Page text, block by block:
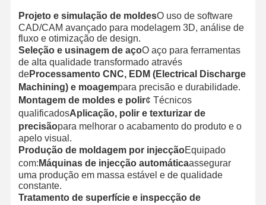
Projeto e simulação de moldesO uso de software
CAD/CAM avançado para modelagem 3D, análise de
fluxo e otimização de design.
Seleção e usinagem de açoO aço para ferramentas
de alta qualidade transformado através
deProcessamento CNC, EDM (Electrical Discharge
Machining) e moagempara precisão e durabilidade.
Montagem de moldes e polir¢ Técnicos
qualificadosAplicação, polir e texturizar de
precisãopara melhorar o acabamento do produto e o
apelo visual.
Produção de moldagem por injecçãoEquipado
com: Máquinas de injecção automáticaassegurar
uma produção em massa estável e de qualidade
constante.
Tratamento de superfície e inspecção de